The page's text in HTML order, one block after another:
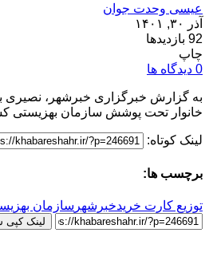
عیسی وحدت جوان
آذر ۳۰, ۱۴۰۱
92 بازدیدها
چاپ
0 دیدگاه ها
خانوار تحت پوشش سازمان بهزیستی کشور توزیع شد؛ همچنین با مشارکت مجمع خیرین
لینک کوتاه:
برچسب ها:
توزیع کارت خریدخبرشهر سازمان
لینک کپی